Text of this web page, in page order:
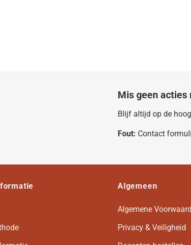
Mis geen acties
Blijf altijd op de
Fout: Contact
Algemeen
Algemene
Privacy & Veiligheid